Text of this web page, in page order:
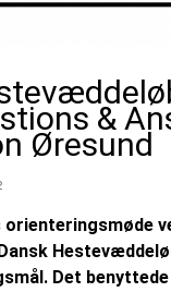
&
Øresund
Det